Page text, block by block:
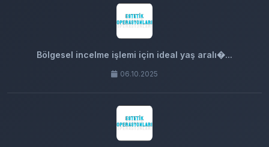
Bölgesel incelme işlemi için ideal yaş aralı�...
06.10.2025